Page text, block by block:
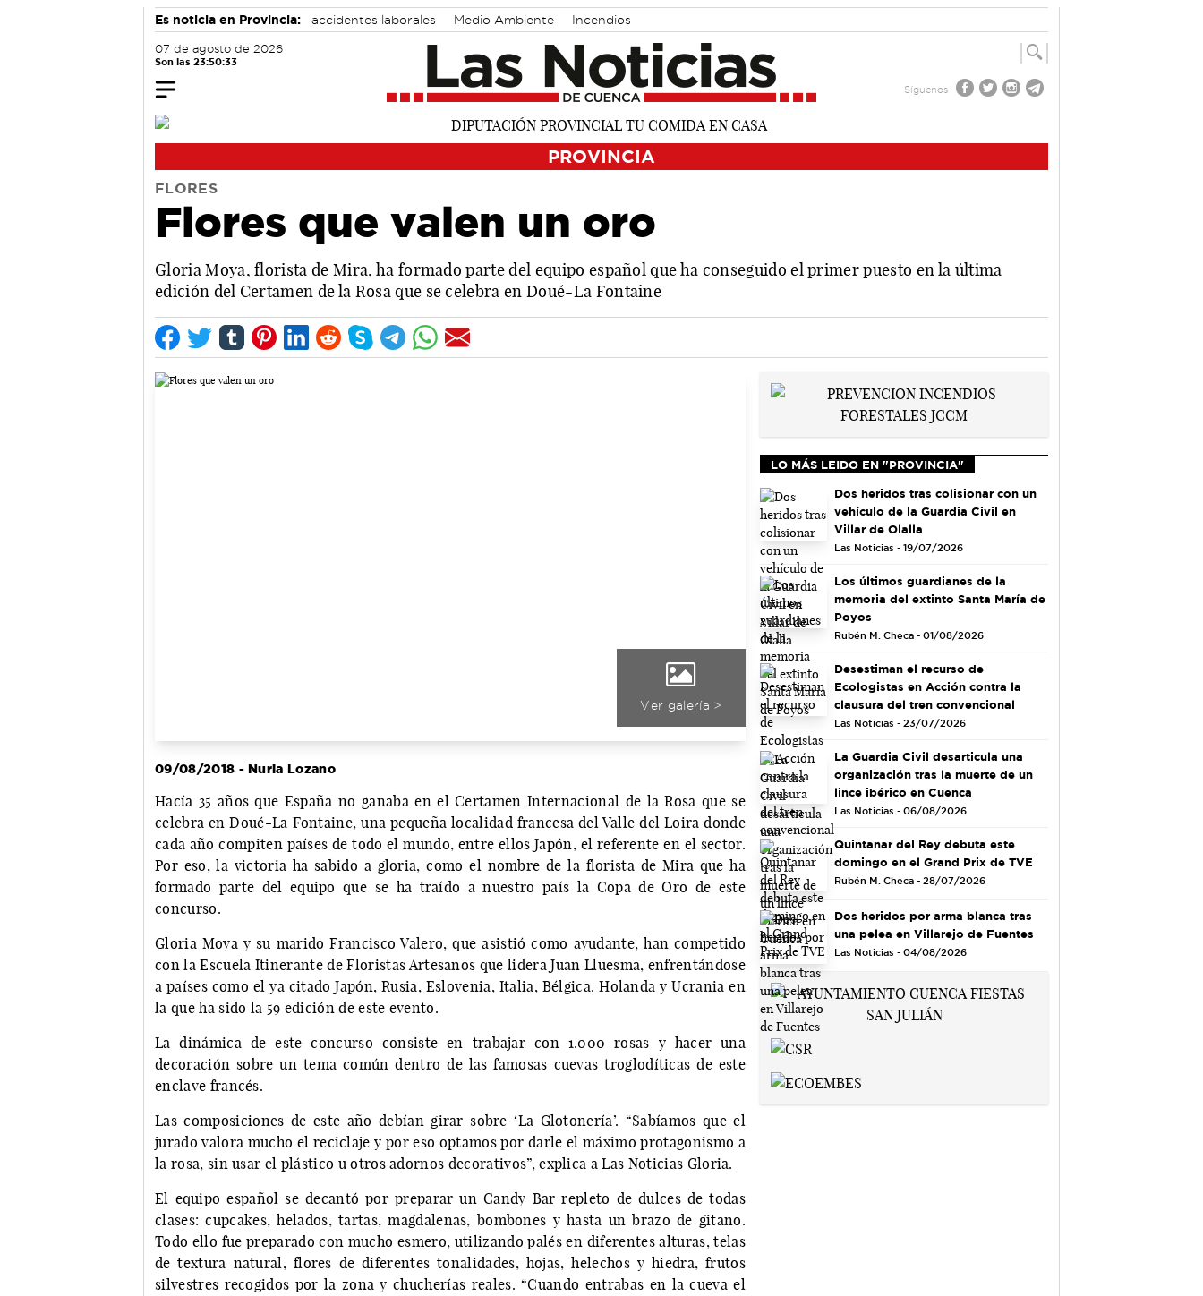
Es noticia en Provincia: accidentes laborales Medio Ambiente Incendios
07 de agosto de 2026
Son las 23:50:34
Síguenos
PROVINCIA
FLORES
Flores que valen un oro
Gloria Moya, florista de Mira, ha formado parte del equipo español que ha conseguido el primer puesto en la última
edición del Certamen de la Rosa que se celebra en Doué-La Fontaine
Ver galería >
09/08/2018 - Nuria Lozano
Hacía 35 años que España no ganaba en el Certamen Internacional de la Rosa que se
celebra en Doué-La Fontaine, una pequeña localidad francesa del Valle del Loira donde
cada año compiten países de todo el mundo, entre ellos Japón, el referente en el sector.
Por eso, la victoria ha sabido a gloria, como el nombre de la florista de Mira que ha
formado parte del equipo que se ha traído a nuestro país la Copa de Oro de este
concurso.
Gloria Moya y su marido Francisco Valero, que asistió como ayudante, han competido
con la Escuela Itinerante de Floristas Artesanos que lidera Juan Lluesma, enfrentándose
a países como el ya citado Japón, Rusia, Eslovenia, Italia, Bélgica. Holanda y Ucrania en
la que ha sido la 59 edición de este evento.
La dinámica de este concurso consiste en trabajar con 1.000 rosas y hacer una
decoración sobre un tema común dentro de las famosas cuevas troglodíticas de este
enclave francés.
Las composiciones de este año debían girar sobre ‘La Glotonería’. “Sabíamos que el
jurado valora mucho el reciclaje y por eso optamos por darle el máximo protagonismo a
la rosa, sin usar el plástico u otros adornos decorativos”, explica a Las Noticias Gloria.
El equipo español se decantó por preparar un Candy Bar repleto de dulces de todas
clases: cupcakes, helados, tartas, magdalenas, bombones y hasta un brazo de gitano.
Todo ello fue preparado con mucho esmero, utilizando palés en diferentes alturas, telas
de textura natural, flores de diferentes tonalidades, hojas, helechos y hiedra, frutos
silvestres recogidos por la zona y chucherías reales. “Cuando entrabas en la cueva el
LO MÁS LEIDO EN "PROVINCIA"
Dos heridos tras colisionar con un
vehículo de la Guardia Civil en
Villar de Olalla
Las Noticias - 19/07/2026
Los últimos guardianes de la
memoria del extinto Santa María de
Poyos
Rubén M. Checa - 01/08/2026
Desestiman el recurso de
Ecologistas en Acción contra la
clausura del tren convencional
Las Noticias - 23/07/2026
La Guardia Civil desarticula una
organización tras la muerte de un
lince ibérico en Cuenca
Las Noticias - 06/08/2026
Quintanar del Rey debuta este
domingo en el Grand Prix de TVE
Rubén M. Checa - 28/07/2026
Dos heridos por arma blanca tras
una pelea en Villarejo de Fuentes
Las Noticias - 04/08/2026